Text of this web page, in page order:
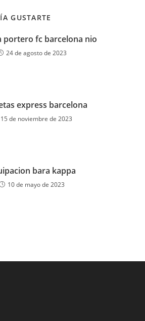
GUSTARTE
portero fc barcelona nio
24 de agosto de 2023
express barcelona
15 de noviembre de 2023
bara kappa
10 de mayo de 2023